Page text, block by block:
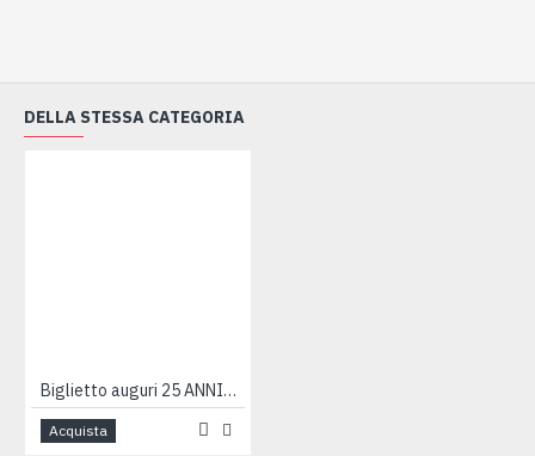
DELLA STESSA CATEGORIA
Biglietto auguri 25 ANNIVERSARIO argento 12pz
Acquista